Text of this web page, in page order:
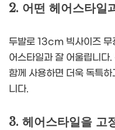
2. 어떤 헤어스타일
두발로 13cm 빅사이즈 무
어스타일과 잘 어울립니다
함께 사용하면 더욱 독특
니다.
3. 헤어스타일을 고